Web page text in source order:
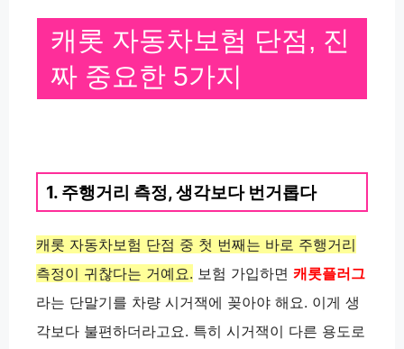
캐롯 자동차보험 단점, 진
짜 중요한 5가지
1. 주행거리 측정, 생각보다 번거롭다
캐롯 자동차보험 단점 중 첫 번째는 바로 주행거리
측정이 귀찮다는 거예요. 보험 가입하면 캐롯플러그
라는 단말기를 차량 시거잭에 꽂아야 해요. 이게 생
각보다 불편하더라고요. 특히 시거잭이 다른 용도로